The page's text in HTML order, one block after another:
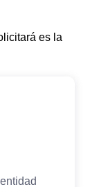
es la